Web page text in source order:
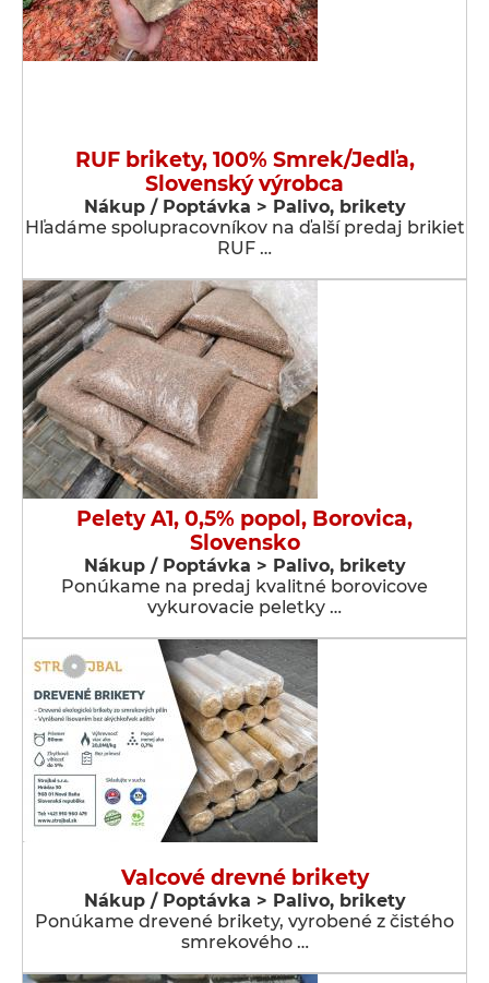
RUF brikety, 100% Smrek/Jedľa,
Slovenský výrobca
Nákup / Poptávka > Palivo, brikety
Hľadáme spolupracovníkov na ďalší predaj brikiet
RUF …
Pelety A1, 0,5% popol, Borovica,
Slovensko
Nákup / Poptávka > Palivo, brikety
Ponúkame na predaj kvalitné borovicove
vykurovacie peletky …
Valcové drevné brikety
Nákup / Poptávka > Palivo, brikety
Ponúkame drevené brikety, vyrobené z čistého
smrekového …